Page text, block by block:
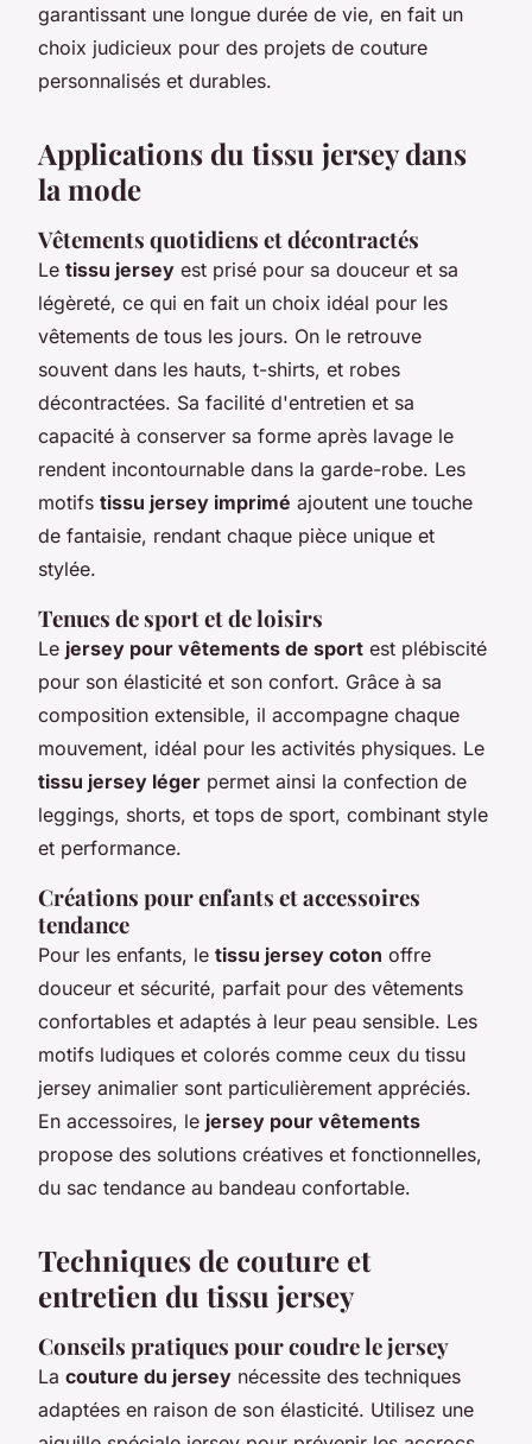
garantissant une longue durée de vie, en fait un
choix judicieux pour des projets de couture
personnalisés et durables.
Applications du tissu jersey dans
la mode
Vêtements quotidiens et décontractés
Le tissu jersey est prisé pour sa douceur et sa
légèreté, ce qui en fait un choix idéal pour les
vêtements de tous les jours. On le retrouve
souvent dans les hauts, t-shirts, et robes
décontractées. Sa facilité d'entretien et sa
capacité à conserver sa forme après lavage le
rendent incontournable dans la garde-robe. Les
motifs tissu jersey imprimé ajoutent une touche
de fantaisie, rendant chaque pièce unique et
stylée.
Tenues de sport et de loisirs
Le jersey pour vêtements de sport est plébiscité
pour son élasticité et son confort. Grâce à sa
composition extensible, il accompagne chaque
mouvement, idéal pour les activités physiques. Le
tissu jersey léger permet ainsi la confection de
leggings, shorts, et tops de sport, combinant style
et performance.
Créations pour enfants et accessoires
tendance
Pour les enfants, le tissu jersey coton offre
douceur et sécurité, parfait pour des vêtements
confortables et adaptés à leur peau sensible. Les
motifs ludiques et colorés comme ceux du tissu
jersey animalier sont particulièrement appréciés.
En accessoires, le jersey pour vêtements
propose des solutions créatives et fonctionnelles,
du sac tendance au bandeau confortable.
Techniques de couture et
entretien du tissu jersey
Conseils pratiques pour coudre le jersey
La couture du jersey nécessite des techniques
adaptées en raison de son élasticité. Utilisez une